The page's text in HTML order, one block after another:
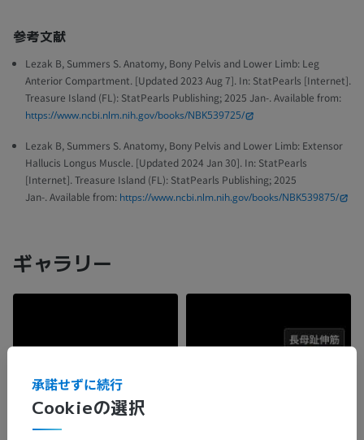
参考文献
Lezak B, Summers S. Anatomy, Bony Pelvis and Lower Limb: Leg
Anterior Compartment. [Updated 2023 Aug 7]. In: StatPearls [Internet].
Treasure Island (FL): StatPearls Publishing; 2025 Jan-. Available from:
https://www.ncbi.nlm.nih.gov/books/NBK539725/
Lezak B, Summers S. Anatomy, Bony Pelvis and Lower Limb: Extensor
Hallucis Longus Muscle. [Updated 2024 Jan 30]. In: StatPearls
[Internet]. Treasure Island (FL): StatPearls Publishing; 2025
Jan-. Available from: https://www.ncbi.nlm.nih.gov/books/NBK539875/
ギャラリー
Cookieの選択
承諾せずに続行